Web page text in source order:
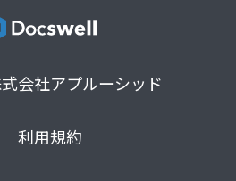
会社アプルーシッド
利用規約